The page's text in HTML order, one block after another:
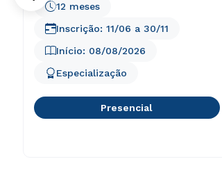
Início: 08/08/2026
12 meses
Especialização
Inscrição: 11/06 a 30/11
Presencial